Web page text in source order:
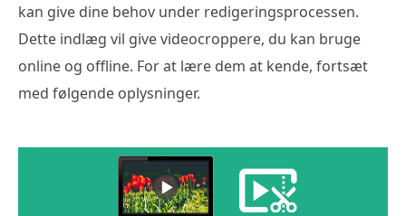
kan give dine behov under redigeringsprocessen.
Dette indlæg vil give videocroppere, du kan bruge
online og offline. For at lære dem at kende, fortsæt
med følgende oplysninger.